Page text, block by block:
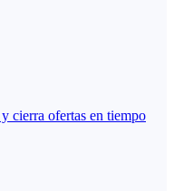
cierra ofertas en tiempo